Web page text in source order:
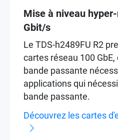
Mise à niveau
Gbit/s
Le TDS-h2489FU R2
cartes réseau 100
bande passante
applications qui
bande passante.
Découvrez les cartes